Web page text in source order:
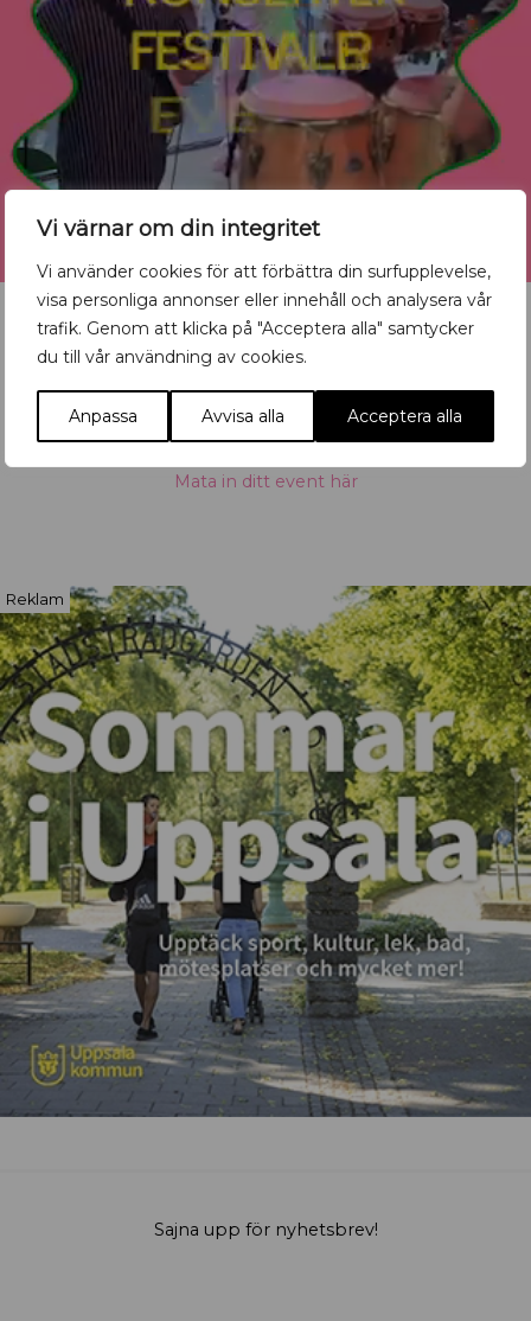
Vi värnar om din integritet
Vi använder cookies för att förbättra din surfupplevelse,
visa personliga annonser eller innehåll och analysera vår
trafik. Genom att klicka på "Acceptera alla" samtycker
du till vår användning av cookies.
Anpassa Avvisa alla Acceptera alla
Vill du synas med ditt
evenemang?
Mata in ditt event här
Reklam
Sajna upp för nyhetsbrev!